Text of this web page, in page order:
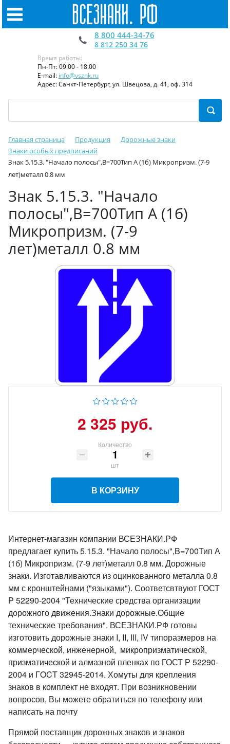
8 800 444-34-76
8 812 250 34 76
Время работы:
Пн-Пт: 09.00 - 18.00
E-mail: info@vsznk.ru
Адрес: Санкт-Петербург, ул. Швецова, д. 41, оф. 314
Главная страница Продукция
Дорожные знаки
Знаки особых предписаний
Знак 5.15.3. "Начало полосы",B=700Тип А (1б) Микропризм. (7-9
лет)металл 0.8 мм
Знак 5.15.3. "Начало
полосы",B=700Тип А (1б)
Микропризм. (7-9
лет)металл 0.8 мм
2 325 руб.
Количество
шт
В КОРЗИНУ
Интернет-магазин компании ВСЕЗНАКИ.РФ
предлагает купить 5.15.3. "Начало полосы",B=700Тип А
(1б) Микропризм. (7-9 лет)металл 0.8 мм. Дорожные
знаки. Изготавливаются из оцинкованного металла 0.8
мм с кронштейнами ("языками"). Соответсвтвуют ГОСТ
Р 52290-2004 "Технические средства организации
дорожного движения.Знаки дорожные.Общие
технические требования". ВСЕЗНАКИ.РФ готовы
изготовить дорожные знаки I, II, III, IV типоразмеров на
коммерческой, инженерной, микропризматической,
призматической и алмазной пленках по ГОСТ Р 52290-
2004 и ГOCT 32945-2014. Хомуты для крепления
знаков в комплект не входят. При возникновении
вопросов, Вы можете обратиться по телефону или
написать на почту
Прямой поставщик дорожных знаков и знаков